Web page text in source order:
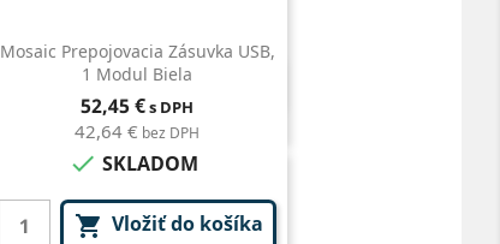
Mosaic Prepojovacia Zásuvka USB,
1 Modul Biela
Cena
52,45 €s DPH
42,64 € bez DPH
 SKLADOM
 Vložiť do košíka
Rýchly náhľad